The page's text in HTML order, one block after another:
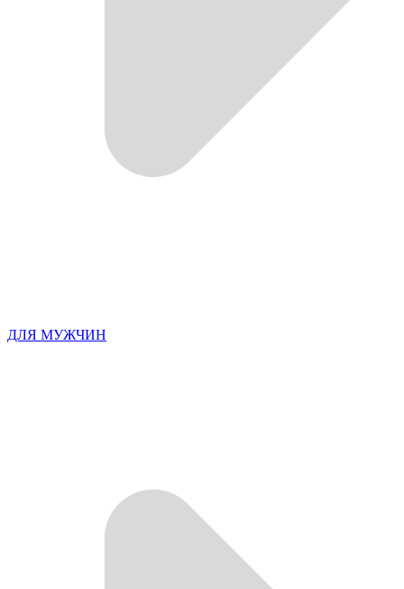
ДЛЯ МУЖЧИН